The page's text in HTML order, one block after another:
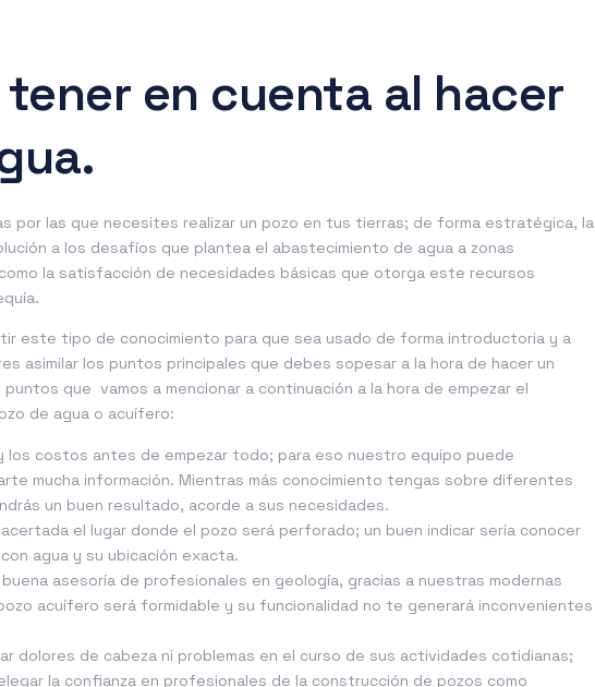
en cuenta al hacer
por las que necesites realizar un pozo en tus tierras; de forma estratégica, la
a los desafíos que plantea el abastecimiento de agua a zonas
la satisfacción de necesidades básicas que otorga este recursos
este tipo de conocimiento para que sea usado de forma introductoria y a
asimilar los puntos principales que debes sopesar a la hora de hacer un
que vamos a mencionar a continuación a la hora de empezar el
de agua o acuífero:
los costos antes de empezar todo; para eso nuestro equipo puede
mucha información. Mientras más conocimiento tengas sobre diferentes
un buen resultado, acorde a sus necesidades.
el lugar donde el pozo será perforado; un buen indicar sería conocer
agua y su ubicación exacta.
asesoría de profesionales en geología, gracias a nuestras modernas
acuífero será formidable y su funcionalidad no te generará inconvenientes
dolores de cabeza ni problemas en el curso de sus actividades cotidianas;
la confianza en profesionales de la construcción de pozos como